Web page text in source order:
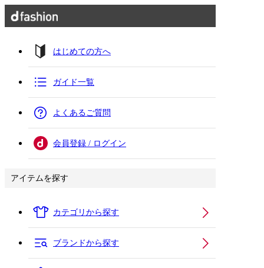
はじめての方へ
ガイド一覧
よくあるご質問
会員登録 / ログイン
アイテムを探す
カテゴリから探す
ブランドから探す